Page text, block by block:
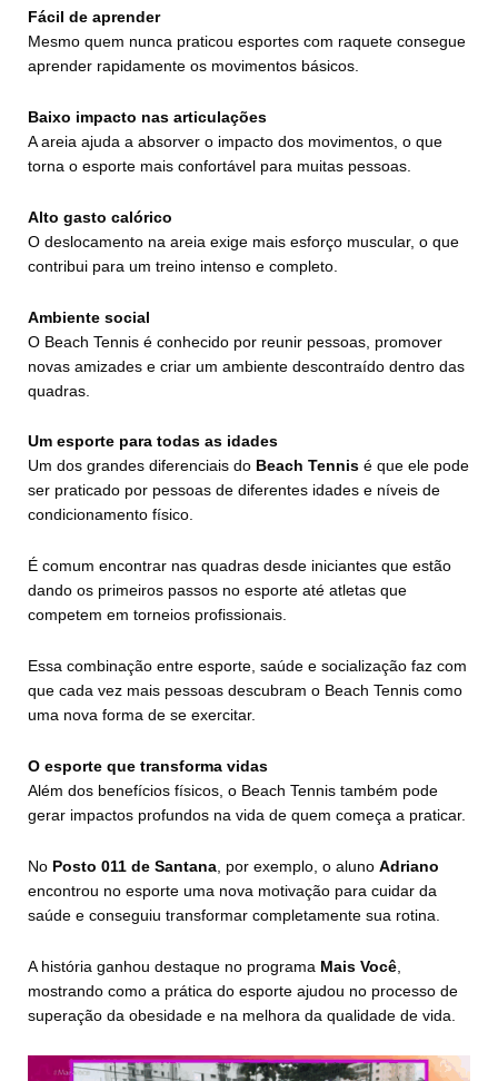
Fácil de aprender
Mesmo quem nunca praticou esportes com raquete consegue
aprender rapidamente os movimentos básicos.
Baixo impacto nas articulações
A areia ajuda a absorver o impacto dos movimentos, o que
torna o esporte mais confortável para muitas pessoas.
Alto gasto calórico
O deslocamento na areia exige mais esforço muscular, o que
contribui para um treino intenso e completo.
Ambiente social
O Beach Tennis é conhecido por reunir pessoas, promover
novas amizades e criar um ambiente descontraído dentro das
quadras.
Um esporte para todas as idades
Um dos grandes diferenciais do Beach Tennis é que ele pode
ser praticado por pessoas de diferentes idades e níveis de
condicionamento físico.
É comum encontrar nas quadras desde iniciantes que estão
dando os primeiros passos no esporte até atletas que
competem em torneios profissionais.
Essa combinação entre esporte, saúde e socialização faz com
que cada vez mais pessoas descubram o Beach Tennis como
uma nova forma de se exercitar.
O esporte que transforma vidas
Além dos benefícios físicos, o Beach Tennis também pode
gerar impactos profundos na vida de quem começa a praticar.
No Posto 011 de Santana, por exemplo, o aluno Adriano
encontrou no esporte uma nova motivação para cuidar da
saúde e conseguiu transformar completamente sua rotina.
A história ganhou destaque no programa Mais Você,
mostrando como a prática do esporte ajudou no processo de
superação da obesidade e na melhora da qualidade de vida.